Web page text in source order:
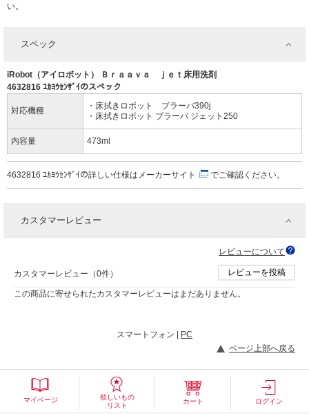
い。
スペック
iRobot（アイロボット） Ｂｒａａｖａ ｊｅｔ床用洗剤
4632816 ﾕｶﾖｳｾﾝｻﾞｲのスペック
対応機種
・床拭きロボット ブラーバ390j
・床拭きロボット ブラーバ ジェット250
内容量 473ml
4632816 ﾕｶﾖｳｾﾝｻﾞｲの詳しい仕様は メーカーサイト でご確認ください。
カスタマーレビュー
レビューについて
カスタマーレビュー（0件） レビューを投稿
この商品に寄せられたカスタマーレビューはまだありません。
スマートフォン |
PC
ページ上部へ戻る
マイページ
欲しいもの
リスト
カート ログイン